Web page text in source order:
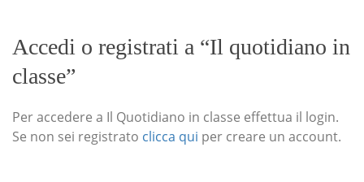
Accedi o registrati a “Il quotidiano in
classe”
Per accedere a Il Quotidiano in classe effettua il login.
Se non sei registrato clicca qui per creare un account.